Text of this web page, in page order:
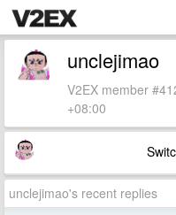
unclejimao
V2EX member
+08:00
unclejimao's recent replies